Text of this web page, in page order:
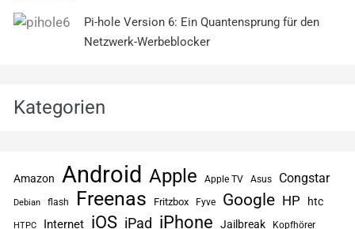
Pi-hole Version 6: Ein Quantensprung für den
Netzwerk-Werbeblocker
Kategorien
Amazon Android Apple Apple TV Asus Congstar
Debian flash Freenas Fritzbox Fyve Google HP htc
HTPC Internet iOS iPad iPhone Jailbreak Kopfhörer